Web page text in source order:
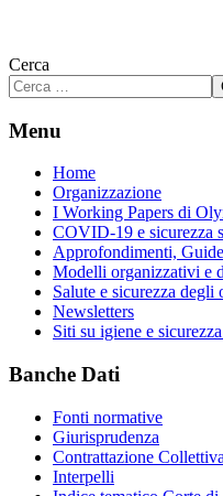
Cerca
Menu
Home
Organizzazione
I Working Papers di
COVID-19 e sicurezza
Approfondimenti,
Modelli organizzativi e
Salute e sicurezza degli
Newsletters
Siti su igiene e
Banche Dati
Fonti normative
Giurisprudenza
Contrattazione Collettiva
Interpelli